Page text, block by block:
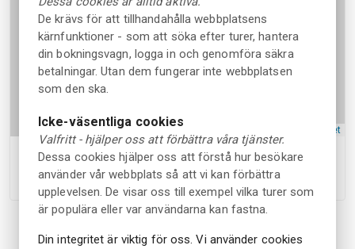
Leaflet
Lottenlundsvägen 2, Allerum, Sverige
De krävs för att tillhandahålla webbplatsens
kärnfunktioner - som att söka efter turer, hantera
din bokningsvagn, logga in och genomföra säkra
betalningar. Utan dem fungerar inte webbplatsen
som den ska.
Icke-väsentliga cookies
Valfritt - hjälper oss att förbättra våra tjänster.
Dessa cookies hjälper oss att förstå hur besökare
använder vår webbplats så att vi kan förbättra
upplevelsen. De visar oss till exempel vilka turer som
är populära eller var användarna kan fastna.
Din integritet är viktig för oss. Vi använder cookies